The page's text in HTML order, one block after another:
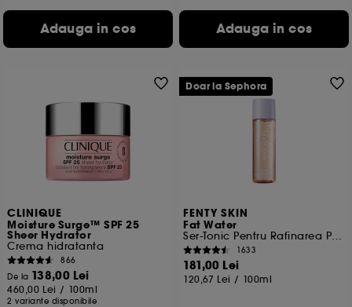
Adauga in cos Adauga in cos
CLINIQUE
Moisture Surge™ SPF 25
Sheer Hydrator
Crema hidratanta
866
De la 138,00 Lei
460,00 Lei / 100ml
2 variante disponibile
FENTY SKIN
Fat Water
Ser-Tonic Pentru Rafinarea Porilor
1633
181,00 Lei
120,67 Lei / 100ml
Doar la Sephora